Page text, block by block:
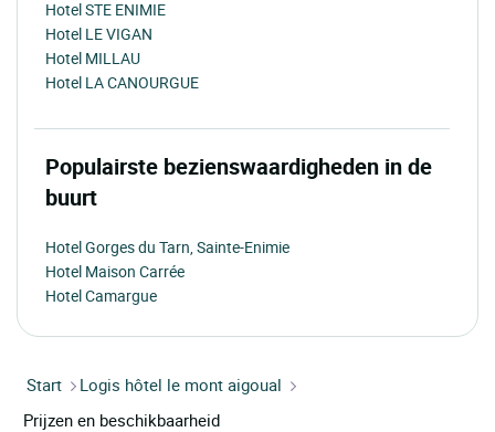
Hotel STE ENIMIE
Hotel LE VIGAN
Hotel MILLAU
Hotel LA CANOURGUE
Populairste bezienswaardigheden in de
buurt
Hotel Gorges du Tarn, Sainte-Enimie
Hotel Maison Carrée
Hotel Camargue
Start
Logis hôtel le mont aigoual
Prijzen en beschikbaarheid